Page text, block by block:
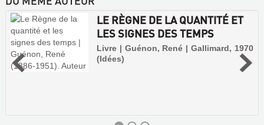
LE RÈGNE DE LA QUANTITÉ ET
LES SIGNES DES TEMPS
Livre | Guénon, René | Gallimard, 1970
(Idées)